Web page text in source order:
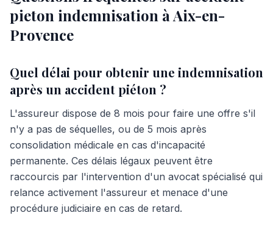
pieton indemnisation à Aix-en-
Provence
Quel délai pour obtenir une indemnisation
après un accident piéton ?
L'assureur dispose de 8 mois pour faire une offre s'il
n'y a pas de séquelles, ou de 5 mois après
consolidation médicale en cas d'incapacité
permanente. Ces délais légaux peuvent être
raccourcis par l'intervention d'un avocat spécialisé qui
relance activement l'assureur et menace d'une
procédure judiciaire en cas de retard.